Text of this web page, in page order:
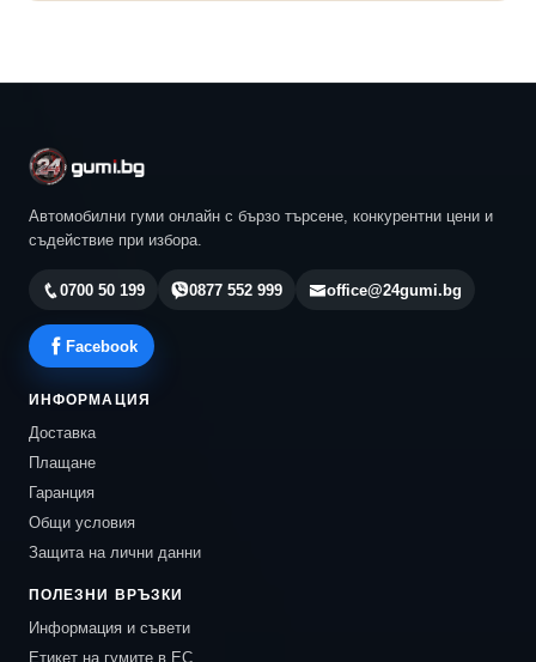
Автомобилни гуми онлайн с бързо търсене, конкурентни цени и
съдействие при избора.
0700 50 199 0877 552 999 office@24gumi.bg
Facebook
ИНФОРМАЦИЯ
Доставка
Плащане
Гаранция
Общи условия
Защита на лични данни
ПОЛЕЗНИ ВРЪЗКИ
Информация и съвети
Етикет на гумите в ЕС